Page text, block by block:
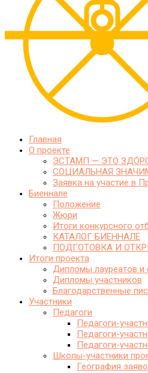
Главная
О проекте
ЭСТАМП — ЭТО
СОЦИАЛЬНАЯ
Заявка на участие в
Биеннале
Положение
Жюри
Итоги конкурсного
КАТАЛОГ БИЕННАЛЕ
ПОДГОТОВКА И
Итоги проекта
Дипломы лауреатов и
Дипломы участников
Благодарственные
Участники
Педагоги
Педагоги-
Педагоги-
Педагоги-
Школы-участники
География